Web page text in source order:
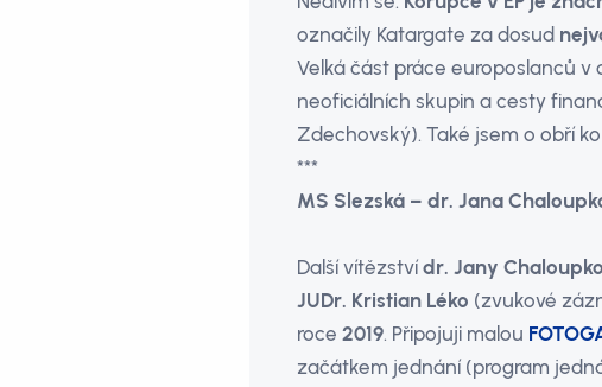
označily Katargate za dosud
Velká část práce europoslanců
neoficiálních skupin a cesty
Zdechovský). Také jsem o obří
***
MS Slezská – dr. Jana
Další vítězstvídr. Jany
JUDr. Kristian Léko (zvukové
roce 2019. Připojuji malou
začátkem jednání (program